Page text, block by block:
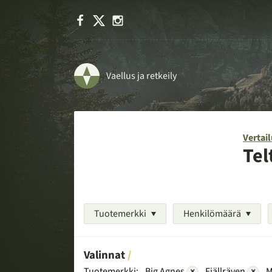
Facebook
Vaellus ja retkeily
Tuotemerkki Henkilömäärä
Valinnat